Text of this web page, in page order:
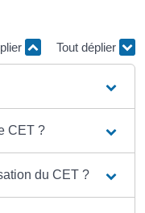
Tout déplier
CET ?
du CET ?